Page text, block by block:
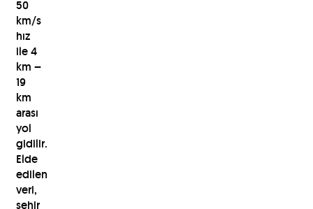
50
km/s
hız
ile 4
km –
19
km
arası
yol
gidilir.
Elde
edilen
veri,
şehir